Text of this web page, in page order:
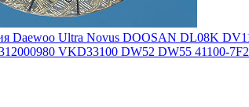
Daewoo Ultra Novus DOOSAN DL08K
VKD33100 DW52 DW55 41100-